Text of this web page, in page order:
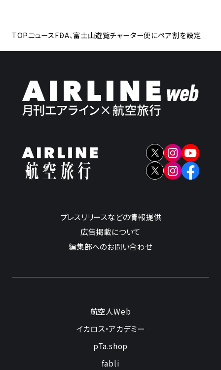
TOPニュースFDA、富士山遊覧チャーター便にペア割を設定
プレスリリースなどの情報提供
広告掲載について
編集部へのお問い合わせ
航空人Web
イカロス・アカデミー
pTa.shop
fabli